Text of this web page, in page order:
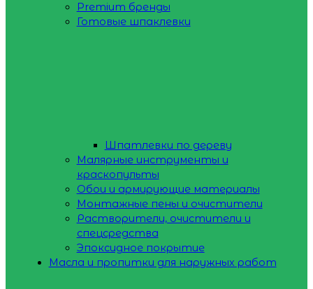
Premium бренды
Готовые шпаклевки
Шпатлевки по дереву
Малярные инструменты и
краскопульты
Обои и армирующие материалы
Монтажные пены и очистители
Растворители, очистители и
спецсредства
Эпоксидное покрытие
Масла и пропитки для наружных работ